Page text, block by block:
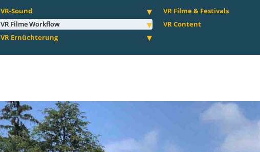
VR-Sound VR Filme & Festivals
VR Filme Workflow VR Content
VR Ernüchterung